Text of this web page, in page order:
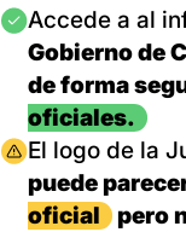
Imagen
Accede a al
Gobierno de
de forma
oficiales.
Imagen
El logo de la
puede
oficial
pero